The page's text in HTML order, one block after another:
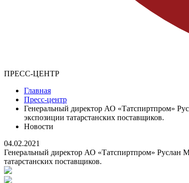
ПРЕСС-ЦЕНТР
Главная
Пресс-центр
Генеральный директор АО «Татспиртпром»
экспозиции татарстанских поставщиков.
Новости
04.02.2021
Генеральный директор АО «Татспиртпром» Руслан
татарстанских поставщиков.